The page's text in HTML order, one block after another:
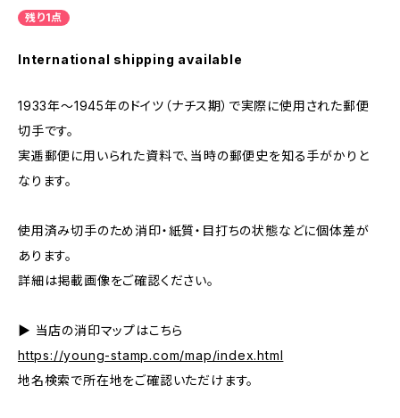
残り1点
International shipping available
1933年～1945年のドイツ（ナチス期）で実際に使用された郵便
切手です。
実逓郵便に用いられた資料で、当時の郵便史を知る手がかりと
なります。
使用済み切手のため消印・紙質・目打ちの状態などに個体差が
あります。
詳細は掲載画像をご確認ください。
▶ 当店の消印マップはこちら
https://young-stamp.com/map/index.html
地名検索で所在地をご確認いただけます。